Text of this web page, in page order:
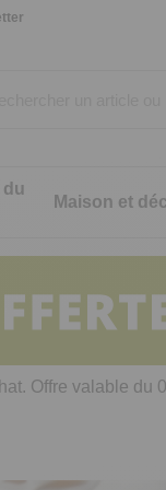
cuisine
de cuisine malins
Maison et
intimité
Offre valable du